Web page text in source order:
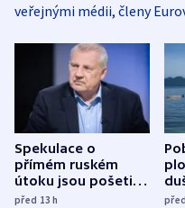
veřejnými médii, členy
Spekulace o
přímém ruském
útoku jsou pošetilé,
míní estonský
před 13h